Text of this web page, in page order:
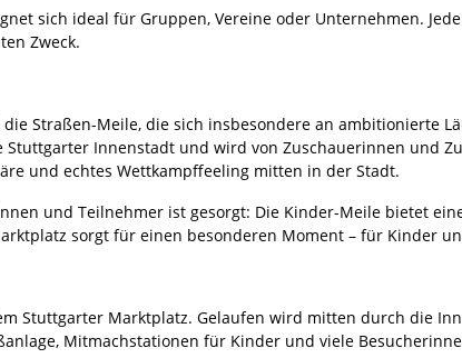
sich ideal für Gruppen, Vereine oder Unternehmen.
Zweck.
Straßen-Meile, die sich insbesondere an ambitionierte
Innenstadt und wird von Zuschauerinnen und
und echtes Wettkampffeeling mitten in der Stadt.
und Teilnehmer ist gesorgt: Die Kinder-Meile bietet
sorgt für einen besonderen Moment – für Kinder
Stuttgarter Marktplatz. Gelaufen wird mitten durch die
Mitmachstationen für Kinder und viele